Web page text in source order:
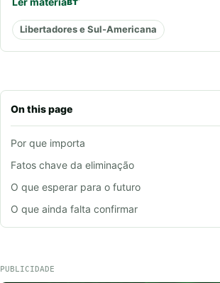
On this page
Por que importa
Fatos chave da eliminação
O que esperar para o futuro
O que ainda falta confirmar
Libertadores e Sul-Americana
PUBLICIDADE